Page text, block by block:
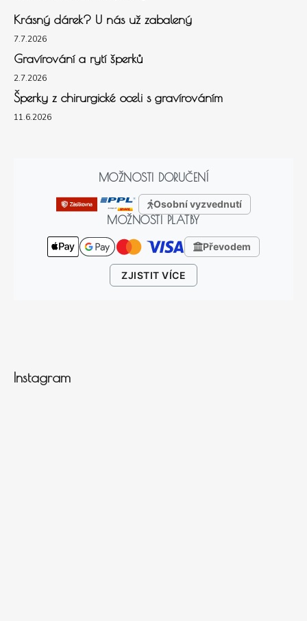
Krásný dárek? U nás už zabalený
7.7.2026
Gravírování a rytí šperků
2.7.2026
Šperky z chirurgické oceli s gravírováním
11.6.2026
MOŽNOSTI DORUČENÍ
Osobní vyzvednutí
MOŽNOSTI PLATBY
Převodem
ZJISTIT VÍCE
Instagram